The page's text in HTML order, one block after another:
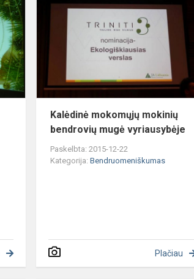
renginiai
Kalėdinė mokomųjų mokinių
bendrovių mugė vyriausybėje
Paskelbta: 2015-12-22
Kategorija:Bendruomeniškumas
Plačiau